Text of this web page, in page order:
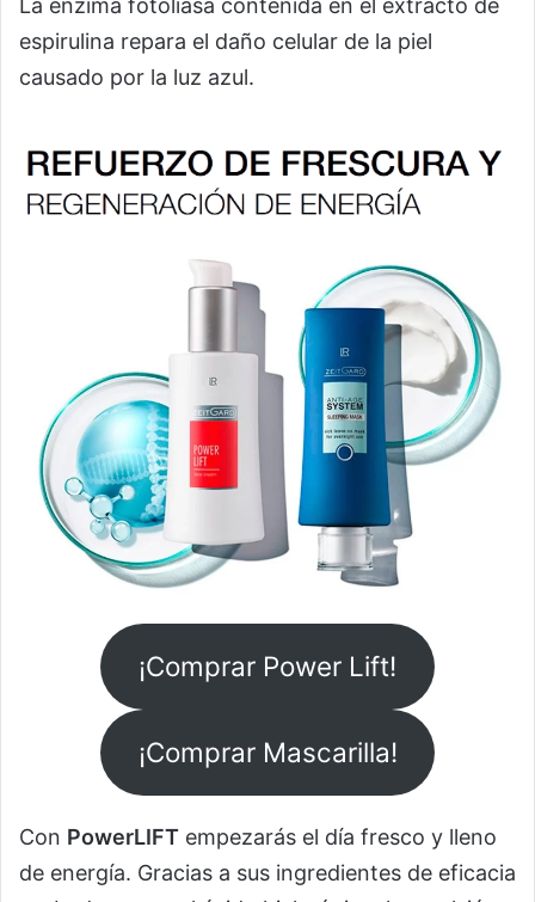
espirulina repara el daño celular de la piel
causado por la luz azul.
¡Comprar Power Lift!
¡Comprar Mascarilla!
Con PowerLIFT empezarás el día fresco y lleno
de energía. Gracias a sus ingredientes de eficacia